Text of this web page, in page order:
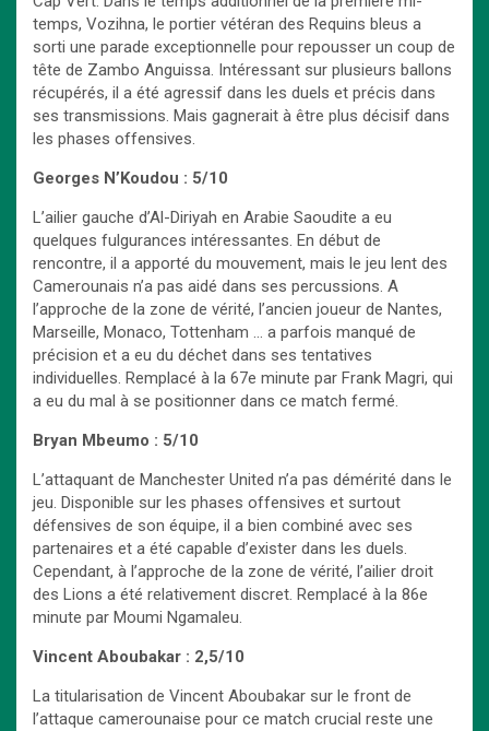
temps, Vozihna, le portier vétéran des Requins bleus a
sorti une parade exceptionnelle pour repousser un coup de
tête de Zambo Anguissa. Intéressant sur plusieurs ballons
récupérés, il a été agressif dans les duels et précis dans
ses transmissions. Mais gagnerait à être plus décisif dans
les phases offensives.
Georges N’Koudou : 5/10
L’ailier gauche d’Al-Diriyah en Arabie Saoudite a eu
quelques fulgurances intéressantes. En début de
rencontre, il a apporté du mouvement, mais le jeu lent des
Camerounais n’a pas aidé dans ses percussions. A
l’approche de la zone de vérité, l’ancien joueur de Nantes,
Marseille, Monaco, Tottenham … a parfois manqué de
précision et a eu du déchet dans ses tentatives
individuelles. Remplacé à la 67e minute par Frank Magri, qui
a eu du mal à se positionner dans ce match fermé.
Bryan Mbeumo : 5/10
L’attaquant de Manchester United n’a pas démérité dans le
jeu. Disponible sur les phases offensives et surtout
défensives de son équipe, il a bien combiné avec ses
partenaires et a été capable d’exister dans les duels.
Cependant, à l’approche de la zone de vérité, l’ailier droit
des Lions a été relativement discret. Remplacé à la 86e
minute par Moumi Ngamaleu.
Vincent Aboubakar : 2,5/10
La titularisation de Vincent Aboubakar sur le front de
l’attaque camerounaise pour ce match crucial reste une